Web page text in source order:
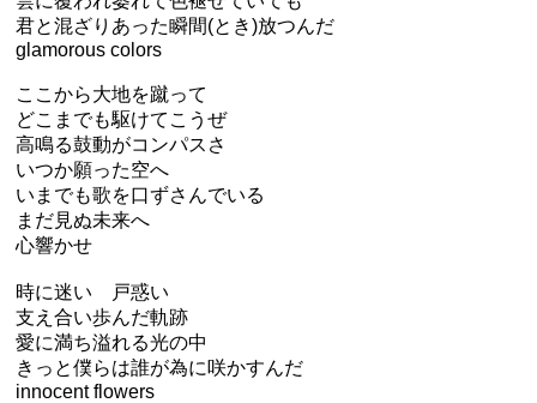
君と混ざりあった瞬間(とき)放つんだ
glamorous colors
ここから大地を蹴って
どこまでも駆けてこうぜ
高鳴る鼓動がコンパスさ
いつか願った空へ
いまでも歌を口ずさんでいる
まだ見ぬ未来へ
心響かせ
時に迷い 戸惑い
支え合い歩んだ軌跡
愛に満ち溢れる光の中
きっと僕らは誰が為に咲かすんだ
innocent flowers